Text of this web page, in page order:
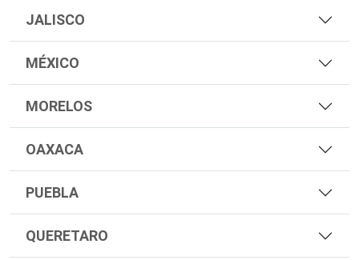
JALISCO
MÉXICO
MORELOS
OAXACA
PUEBLA
QUERETARO